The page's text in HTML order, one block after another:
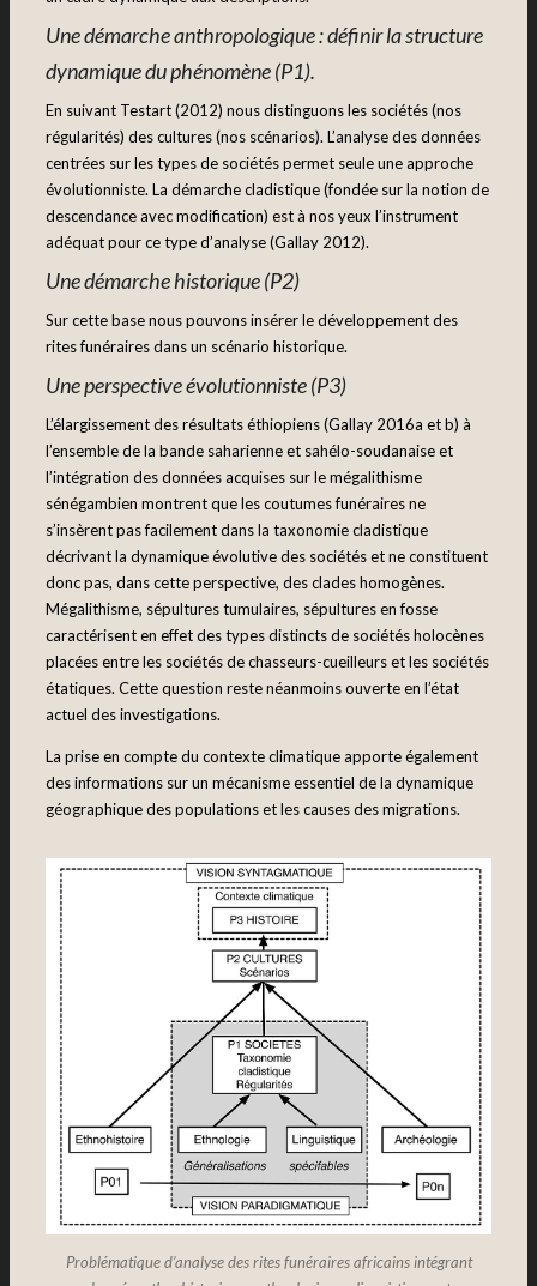
Une démarche anthropologique : définir la structure
dynamique du phénomène (P1).
En suivant Testart (2012) nous distinguons les sociétés (nos
régularités) des cultures (nos scénarios). L’analyse des données
centrées sur les types de sociétés permet seule une approche
évolutionniste. La démarche cladistique (fondée sur la notion de
descendance avec modification) est à nos yeux l’instrument
adéquat pour ce type d’analyse (Gallay 2012).
Une démarche historique (P2)
Sur cette base nous pouvons insérer le développement des
rites funéraires dans un scénario historique.
Une perspective évolutionniste (P3)
L’élargissement des résultats éthiopiens (Gallay 2016a et b) à
l’ensemble de la bande saharienne et sahélo-soudanaise et
l’intégration des données acquises sur le mégalithisme
sénégambien montrent que les coutumes funéraires ne
s’insèrent pas facilement dans la taxonomie cladistique
décrivant la dynamique évolutive des sociétés et ne constituent
donc pas, dans cette perspective, des clades homogènes.
Mégalithisme, sépultures tumulaires, sépultures en fosse
caractérisent en effet des types distincts de sociétés holocènes
placées entre les sociétés de chasseurs-cueilleurs et les sociétés
étatiques. Cette question reste néanmoins ouverte en l’état
actuel des investigations.
La prise en compte du contexte climatique apporte également
des informations sur un mécanisme essentiel de la dynamique
géographique des populations et les causes des migrations.
Problématique d’analyse des rites funéraires africains intégrant